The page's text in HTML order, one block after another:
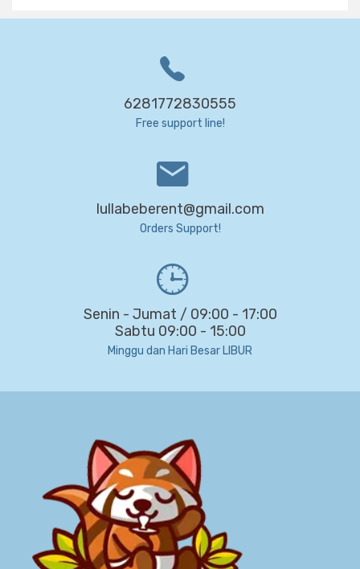
6281772830555
Free support line!
lullabeberent@gmail.com
Orders Support!
Senin - Jumat / 09:00 - 17:00
Sabtu 09:00 - 15:00
Minggu dan Hari Besar LIBUR